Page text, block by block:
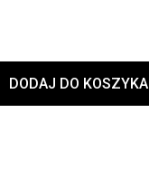
DODAJ DO KOSZYKA